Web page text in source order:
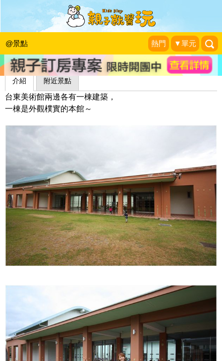
@景點 熱門 ▼單元
台東美術館
昕滿奕足
介紹 附近景點
台東美術館兩邊各有一棟建築，
一棟是外觀樸實的本館～